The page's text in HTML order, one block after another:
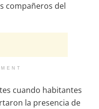
compañeros del
cuando habitantes
la presencia de